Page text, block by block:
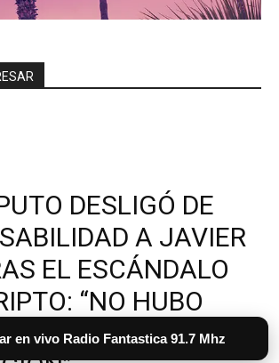
en vivo Radio Fantastica 91.7 Mhz